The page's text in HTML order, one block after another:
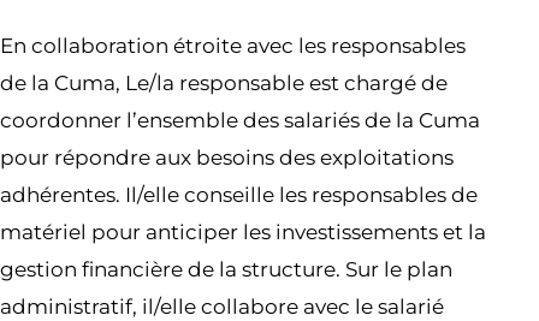
En collaboration étroite avec les responsables
de la Cuma, Le/la responsable est chargé de
coordonner l’ensemble des salariés de la Cuma
pour répondre aux besoins des exploitations
adhérentes. Il/elle conseille les responsables de
matériel pour anticiper les investissements et la
gestion financière de la structure. Sur le plan
administratif, il/elle collabore avec le salarié